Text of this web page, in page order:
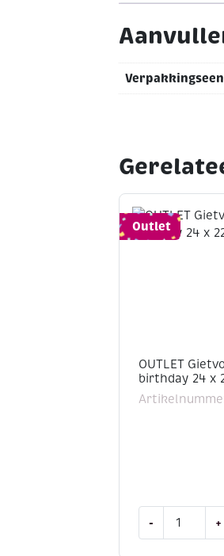
Outlet
OUTLET
birthday 24 x
-
Gietvorm
+